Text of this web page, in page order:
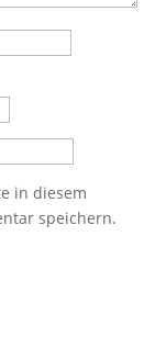
in diesem
speichern.